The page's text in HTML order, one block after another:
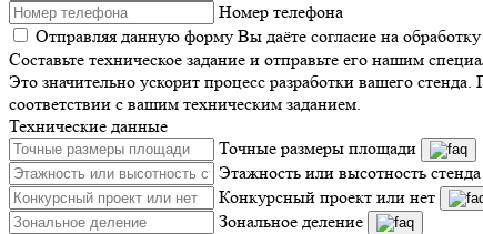
Номер телефона
Отправляя данную форму Вы даёте согласие на
Составьте техническое задание и отправьте его нашим
Это значительно ускорит процесс разработки вашего
соответствии с вашим техническим заданием.
Технические данные
Точные размеры площади
Этажность или высотность стенда
Конкурсный проект или нет
Зональное деление